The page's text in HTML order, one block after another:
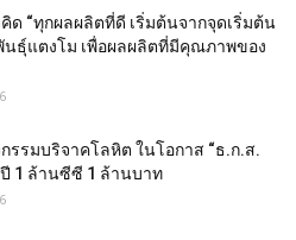
ด “ทุกผลผลิตที่ดี เริ่มต้นจากจุดเริ่มต้น
นธุ์แตงโม เพื่อผลผลิตที่มีคุณภาพของ
รรมบริจาคโลหิต ในโอกาส “ธ.ก.ส.
1 ล้านซีซี 1 ล้านบาท